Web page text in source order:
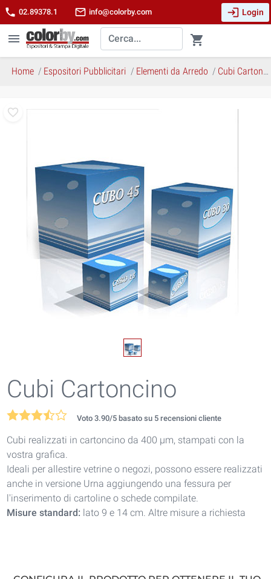
phone 02.89378.1 mail_outline info@colorby.com login Login
menu shopping_cart
Home Espositori Pubblicitari Elementi da Arredo Cubi Cartoncino
Cubi Cartoncino
Voto 3.90/5 basato su 5 recensioni cliente
Cubi realizzati in cartoncino da 400 µm, stampati con la
vostra grafica.
Ideali per allestire vetrine o negozi, possono essere realizzati
anche in versione Urna aggiungendo una fessura per
l'inserimento di cartoline o schede compilate.
Misure standard: lato 9 e 14 cm. Altre misure a richiesta